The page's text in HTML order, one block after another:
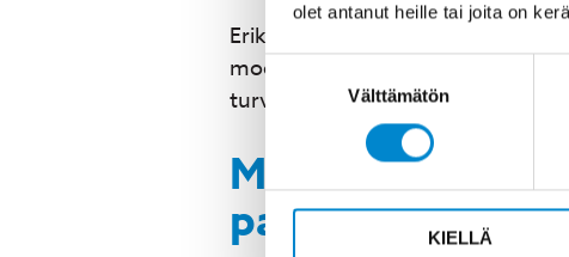
olet antanut heille tai joita on
Suostumuksen
Välttämätön
KIELLÄ
Erikoisratkaisut sisältävät muun
moottoreita vaarallisiin
turvallisuusvaatimukset.
Mihin
parhaiten?